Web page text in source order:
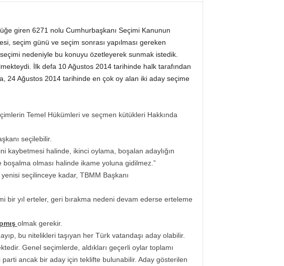
giren 6271 nolu Cumhurbaşkanı Seçimi Kanunun
seçim günü ve seçim sonrası yapılması gereken
nedeniyle bu konuyu özetleyerek sunmak istedik.
İlk defa 10 Ağustos 2014 tarihinde halk tarafından
24 Ağustos 2014 tarihinde en çok oy alan iki aday seçime
Temel Hükümleri ve seçmen kütükleri Hakkında
seçilebilir.
kaybetmesi halinde, ikinci oylama, boşalan adaylığın
boşalma olması halinde ikame yoluna gidilmez.”
seçilinceye kadar, TBMM Başkanı
bir yıl erteler, geri bırakma nedeni devam ederse erteleme
olmak gerekir.
bu nitelikleri taşıyan her Türk vatandaşı aday olabilir.
Genel seçimlerde, aldıkları geçerli oylar toplamı
ancak bir aday için teklifte bulunabilir. Aday gösterilen